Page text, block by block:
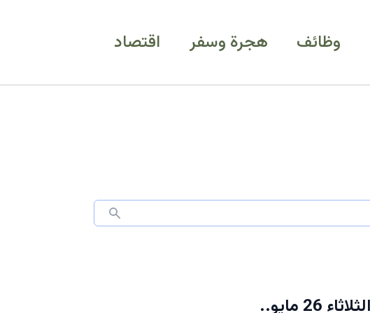
وظائف هجرة وسفر اقتصاد
الشؤون الإسلامية تُعلن: يوم عرفة 2026 يصادف الثلاثاء 26 مايو..